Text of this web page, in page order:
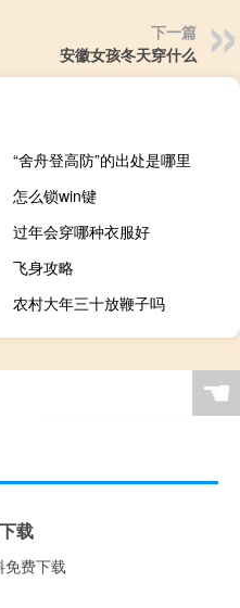
下一篇
安徽女孩冬天穿什么
“舍舟登高防”的出处是哪里
怎么锁win键
过年会穿哪种衣服好
飞身攻略
农村大年三十放鞭子吗
☚
载